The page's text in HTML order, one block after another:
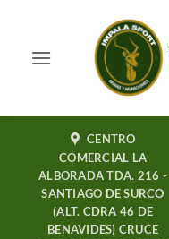
contenido
CENTRO
COMERCIAL LA
ALBORADA TDA. 216 -
SANTIAGO DE SURCO
(ALT. CDRA 46 DE
BENAVIDES) CRUCE